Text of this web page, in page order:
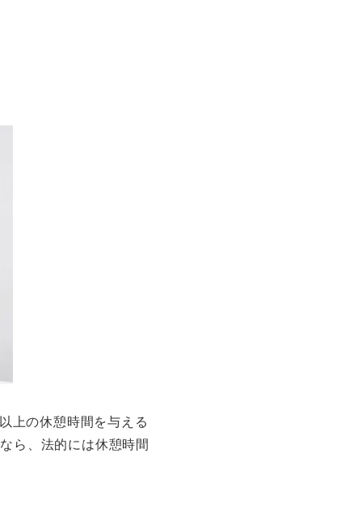
上の休憩時間を与える
ら、法的には休憩時間